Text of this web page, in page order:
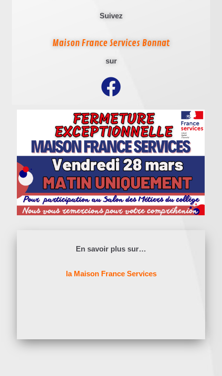
Suivez
Maison France Services Bonnat
sur
En savoir plus sur…
la Maison France Services